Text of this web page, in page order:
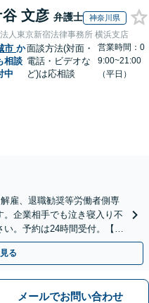
文彦 弁護士 神奈川県
人東京新宿法律事務所 横浜支店
市 か
相談
中
面談方法(対面・
電話・ビデオな
ど)は応相談
営業時間：0
9:00~21:00
（平日）
雇、退職勧奨等労働者側専
企業相手でも泣き寝入り不
。予約は24時間受付。【初
る
メールでお問い合わせ